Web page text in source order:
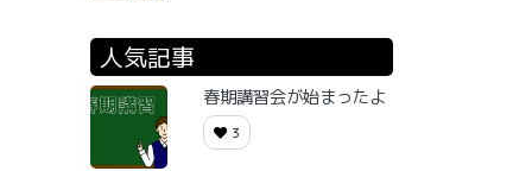
人気記事
春期講習会が始まったよ
3